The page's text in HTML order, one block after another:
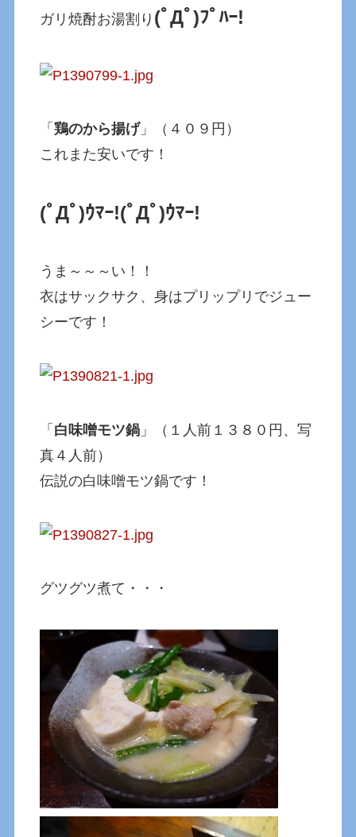
ガリ焼酎お湯割り (ﾟДﾟ)ﾌﾟﾊｰ!
「鶏のから揚げ」（４０９円）
これまた安いです！
(ﾟДﾟ)ｳﾏｰ!(ﾟДﾟ)ｳﾏｰ!
うま～～～い！！
衣はサックサク、身はプリップリでジュー
シーです！
「 白味噌モツ鍋 」（１人前１３８０円、写
真４人前）
伝説の白味噌モツ鍋です！
グツグツ煮て・・・